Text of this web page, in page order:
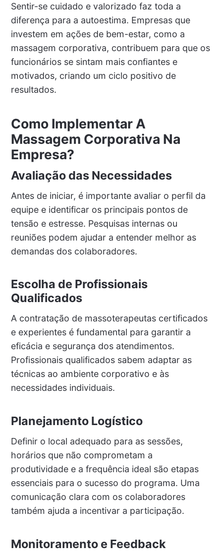
Sentir-se cuidado e valorizado faz toda a
diferença para a autoestima. Empresas que
investem em ações de bem-estar, como a
massagem corporativa, contribuem para que os
funcionários se sintam mais confiantes e
motivados, criando um ciclo positivo de
resultados.
Como Implementar A
Massagem Corporativa Na
Empresa?
Avaliação das Necessidades
Antes de iniciar, é importante avaliar o perfil da
equipe e identificar os principais pontos de
tensão e estresse. Pesquisas internas ou
reuniões podem ajudar a entender melhor as
demandas dos colaboradores.
Escolha de Profissionais
Qualificados
A contratação de massoterapeutas certificados
e experientes é fundamental para garantir a
eficácia e segurança dos atendimentos.
Profissionais qualificados sabem adaptar as
técnicas ao ambiente corporativo e às
necessidades individuais.
Planejamento Logístico
Definir o local adequado para as sessões,
horários que não comprometam a
produtividade e a frequência ideal são etapas
essenciais para o sucesso do programa. Uma
comunicação clara com os colaboradores
também ajuda a incentivar a participação.
Monitoramento e Feedback